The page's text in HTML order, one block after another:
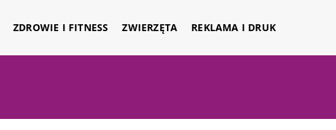
ZDROWIE I FITNESS ZWIERZĘTA REKLAMA I DRUK